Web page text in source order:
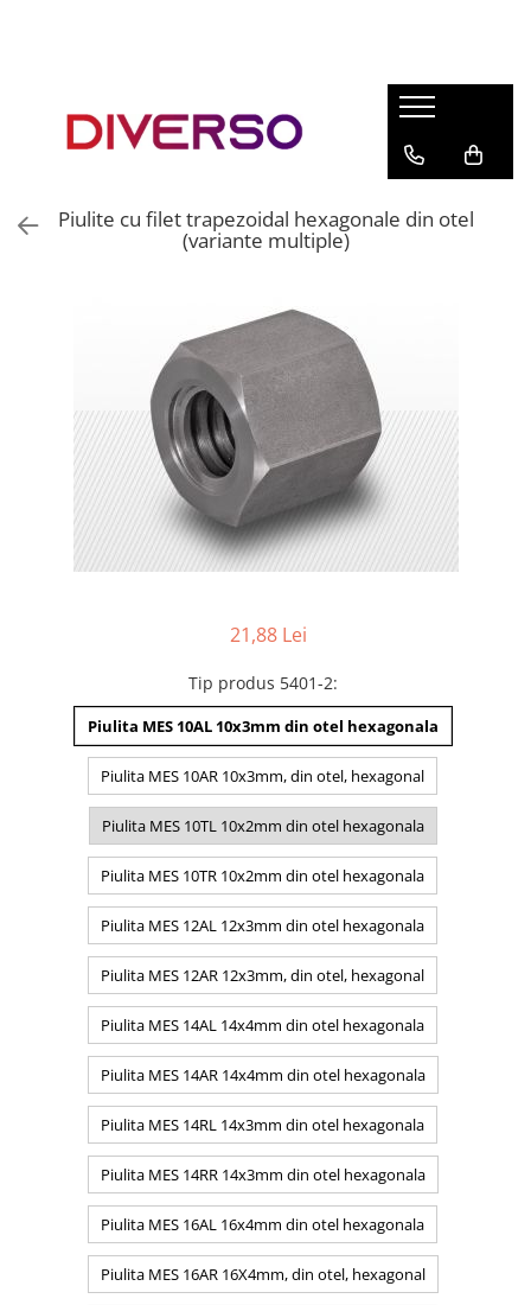
ASA
MULTIMATERIAL
Piulite cu filet trapezoidal hexagonale din otel
(variante multiple)
21,88 Lei
Tip produs 5401-2:
Piulita MES 10AL 10x3mm din otel hexagonala
Piulita MES 10AR 10x3mm, din otel, hexagonal
Piulita MES 10TL 10x2mm din otel hexagonala
Piulita MES 10TR 10x2mm din otel hexagonala
Piulita MES 12AL 12x3mm din otel hexagonala
Piulita MES 12AR 12x3mm, din otel, hexagonal
Piulita MES 14AL 14x4mm din otel hexagonala
Piulita MES 14AR 14x4mm din otel hexagonala
Piulita MES 14RL 14x3mm din otel hexagonala
Piulita MES 14RR 14x3mm din otel hexagonala
Piulita MES 16AL 16x4mm din otel hexagonala
Piulita MES 16AR 16X4mm, din otel, hexagonal